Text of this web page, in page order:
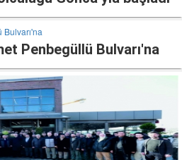
Penbegüllü Bulvarı'na